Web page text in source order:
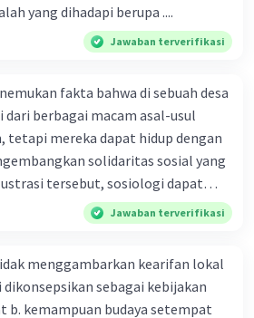
yang dihadapi berupa ....
Jawaban terverifikasi
fakta bahwa di sebuah desa
berbagai macam asal-usul
tetapi mereka dapat hidup dengan
solidaritas sosial yang
tersebut, sosiologi dapat
....
Jawaban terverifikasi
menggambarkan kearifan lokal
dikonsepsikan sebagai kebijakan
b. kemampuan budaya setempat